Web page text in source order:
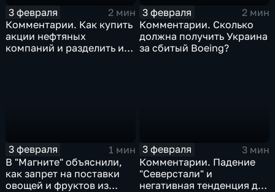
3 февраля
2 мин
Комментарии. Как купить
акции нефтяных
компаний и разделить их
3 февраля
2 мин
Комментарии. Сколько
должна получить Украина
за сбитый Boeing?
3 февраля
1 мин
В "Магните" объяснили,
как запрет на поставки
овощей и фруктов из
3 февраля
3 мин
Комментарии. Падение
"Северстали" и
негативная тенденция для